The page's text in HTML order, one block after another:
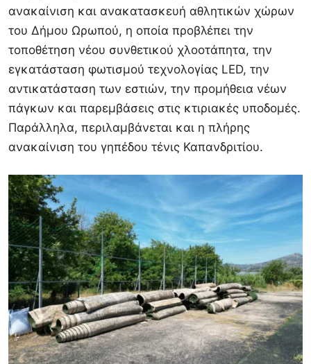
ανακαίνιση και ανακατασκευή αθλητικών χώρων
του Δήμου Ωρωπού, η οποία προβλέπει την
τοποθέτηση νέου συνθετικού χλοοτάπητα, την
εγκατάσταση φωτισμού τεχνολογίας LED, την
αντικατάσταση των εστιών, την προμήθεια νέων
πάγκων και παρεμβάσεις στις κτιριακές υποδομές.
Παράλληλα, περιλαμβάνεται και η πλήρης
ανακαίνιση του γηπέδου τένις Καπανδριτίου.